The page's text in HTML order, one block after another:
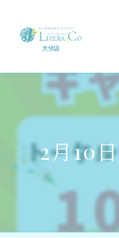
2月10